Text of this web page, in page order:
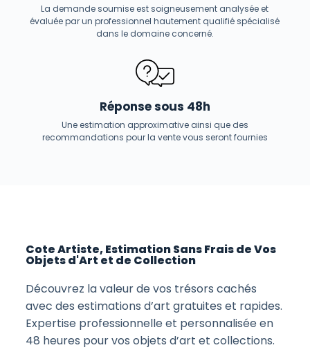
La demande soumise est soigneusement analysée et
évaluée par un professionnel hautement qualifié spécialisé
dans le domaine concerné.
Réponse sous 48h
Une estimation approximative ainsi que des
recommandations pour la vente vous seront fournies
Cote Artiste, Estimation Sans Frais de Vos
Objets d'Art et de Collection
Découvrez la valeur de vos trésors cachés
avec des estimations d’art gratuites et rapides.
Expertise professionnelle et personnalisée en
48 heures pour vos objets d’art et collections.